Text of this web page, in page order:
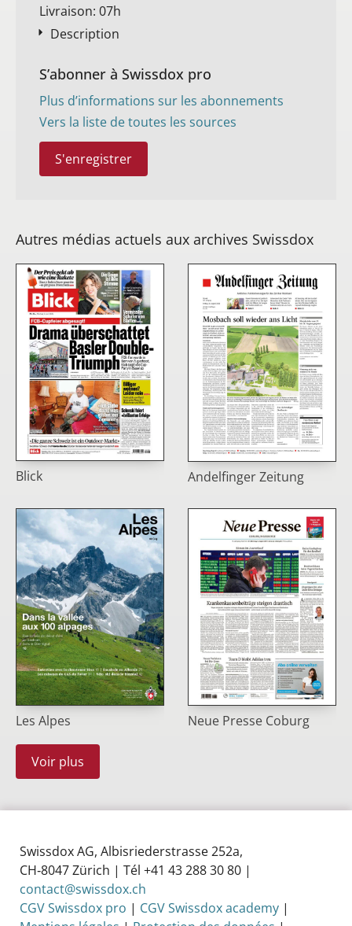
Livraison: 07h
Description
S’abonner à Swissdox pro
Plus d’informations sur les abonnements
Vers la liste de toutes les sources
S'enregistrer
Autres médias actuels aux archives Swissdox
Blick Andelfinger Zeitung
Les Alpes Neue Presse Coburg
Voir plus
Swissdox AG, Albisriederstrasse 252a,
CH‑8047 Zürich | Tél +41 43 288 30 80 |
contact@swissdox.ch
CGV Swissdox pro | CGV Swissdox academy |